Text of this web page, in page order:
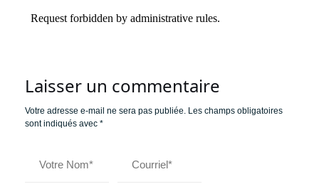
Laisser un commentaire
Votre adresse e-mail ne sera pas publiée. Les champs obligatoires
sont indiqués avec *